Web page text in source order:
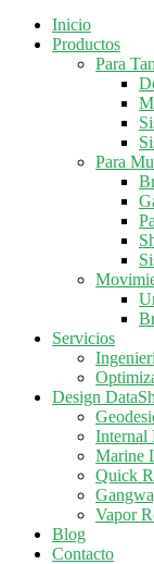
Inicio
Productos
Para
Para
Servicios
Design
Internal
Marine
Quick
Vapor
Blog
Contacto